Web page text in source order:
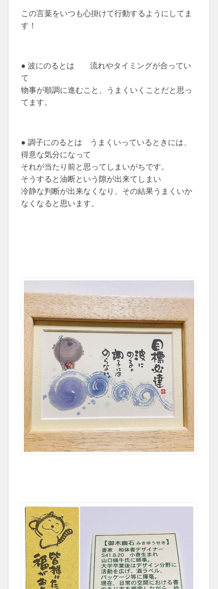
この言葉をいつも心掛けて行動するようにしてま
す！
● 波にのるとは 流れやタイミングが合ってい
て
物事が順調に進むこと、うまくいくことだと思っ
てます。
● 調子にのるとは うまくいっているときには、
得意な気分になって
それが当たり前と思ってしまいがちです。
そうすると油断という隙が出来てしまい
冷静な判断が出来なくなり、その結果うまくいか
なくなると思います。